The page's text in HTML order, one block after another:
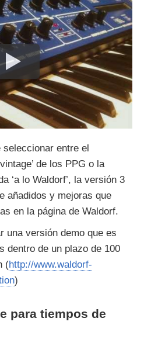
seleccionar entre el
de los PPG o la
‘a lo Waldorf’, la versión 3
añadidos y mejoras que
en la página de Waldorf.
una versión demo que es
dentro de un plazo de 100
(http://www.waldorf-
)
para tiempos de